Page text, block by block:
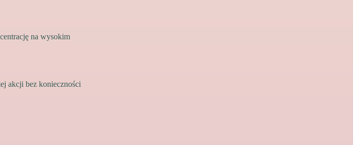
na wysokim
akcji bez konieczności